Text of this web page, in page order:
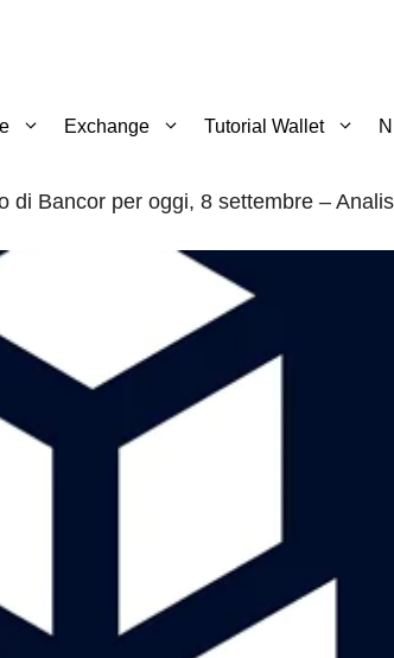
Exchange Tutorial Wallet
di Bancor per oggi, 8 settembre –